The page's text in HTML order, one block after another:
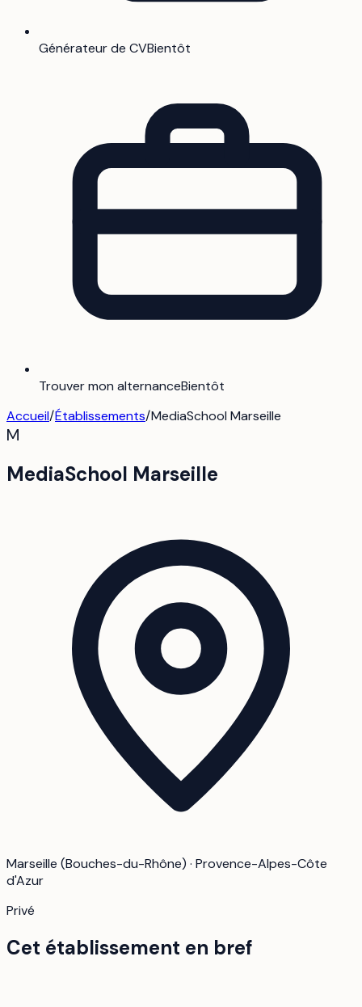
Générateur de CVBientôt
Trouver mon alternanceBientôt
Accueil/Établissements/MediaSchool Marseille
M
MediaSchool Marseille
Marseille (Bouches-du-Rhône) · Provence-Alpes-Côte
d'Azur
Privé
Cet établissement en bref